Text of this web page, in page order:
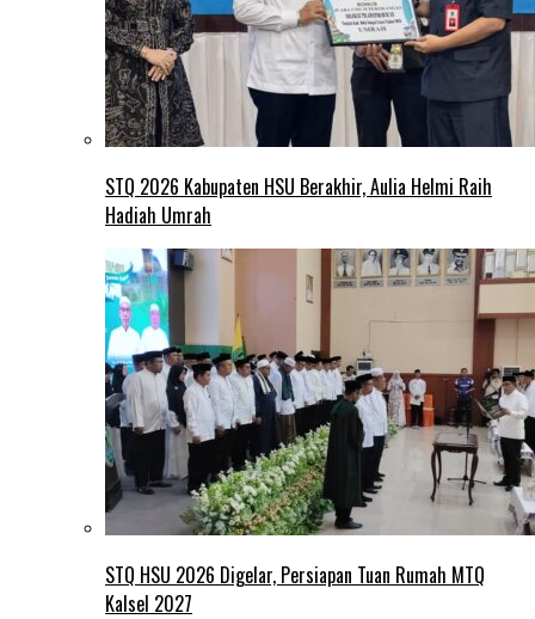
STQ 2026 Kabupaten HSU Berakhir, Aulia Helmi Raih
Hadiah Umrah
STQ HSU 2026 Digelar, Persiapan Tuan Rumah MTQ
Kalsel 2027